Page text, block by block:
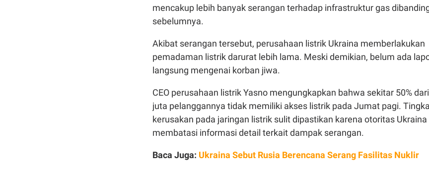
mencakup lebih banyak serangan terhadap infrastruktur gas
sebelumnya.
Akibat serangan tersebut, perusahaan listrik Ukraina memberlakukan
pemadaman listrik darurat lebih lama. Meski demikian, belum ada
langsung mengenai korban jiwa.
CEO perusahaan listrik Yasno mengungkapkan bahwa sekitar 50%
juta pelanggannya tidak memiliki akses listrik pada Jumat pagi.
kerusakan pada jaringan listrik sulit dipastikan karena otoritas Ukraina
membatasi informasi detail terkait dampak serangan.
Baca Juga: Ukraina Sebut Rusia Berencana Serang Fasilitas Nuklir